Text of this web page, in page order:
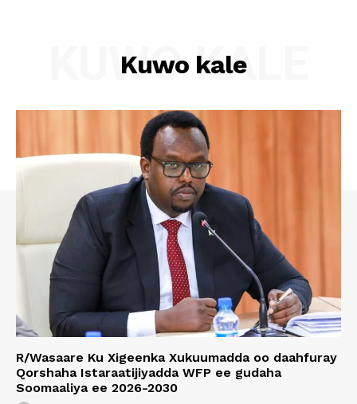
Kuwo kale
KUWO KALE
R/Wasaare Ku Xigeenka Xukuumadda oo daahfuray
Qorshaha Istaraatijiyadda WFP ee gudaha
Soomaaliya ee 2026-2030